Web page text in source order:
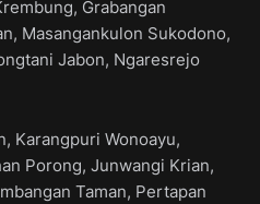
Grabangan
Masangankulon Sukodono,
Jabon, Ngaresrejo
Karangpuri Wonoayu,
Porong, Junwangi Krian,
Taman, Pertapan